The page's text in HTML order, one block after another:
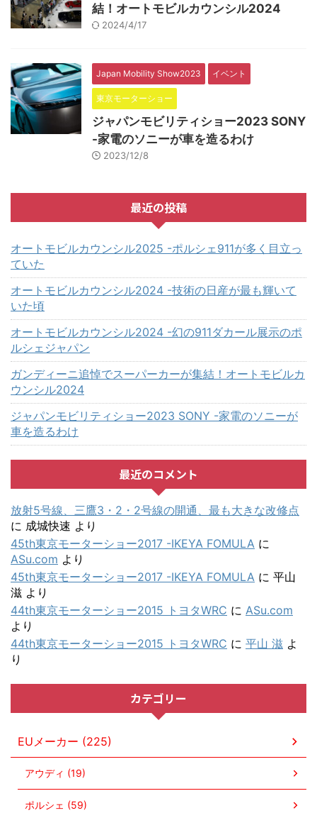
結！オートモビルカウンシル2024
2024/4/17
Japan Mobility Show2023 イベント
東京モーターショー
ジャパンモビリティショー2023 SONY
-家電のソニーが車を造るわけ
2023/12/8
最近の投稿
オートモビルカウンシル2025 -ポルシェ911が多く目立っ
ていた
オートモビルカウンシル2024 -技術の日産が最も輝いて
いた頃
オートモビルカウンシル2024 -幻の911ダカール展示のポ
ルシェジャパン
ガンディーニ追悼でスーパーカーが集結！オートモビルカ
ウンシル2024
ジャパンモビリティショー2023 SONY -家電のソニーが
車を造るわけ
最近のコメント
放射5号線、三鷹3・2・2号線の開通、最も大きな改修点
に 成城快速 より
45th東京モーターショー2017 -IKEYA FOMULA に
ASu.com より
45th東京モーターショー2017 -IKEYA FOMULA に 平山
滋 より
44th東京モーターショー2015 トヨタWRC に ASu.com
より
44th東京モーターショー2015 トヨタWRC に 平山 滋 よ
り
カテゴリー
EUメーカー (225)
アウディ (19)
ポルシェ (59)